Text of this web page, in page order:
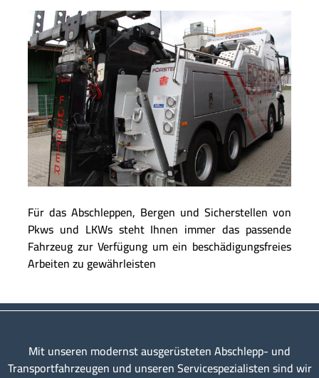
Für das Abschleppen, Bergen und Sicherstellen von
Pkws und LKWs steht Ihnen immer das passende
Fahrzeug zur Verfügung um ein beschädigungsfreies
Arbeiten zu gewährleisten
Mit unseren modernst ausgerüsteten Abschlepp- und
Transportfahrzeugen und unseren Servicespezialisten sind wir